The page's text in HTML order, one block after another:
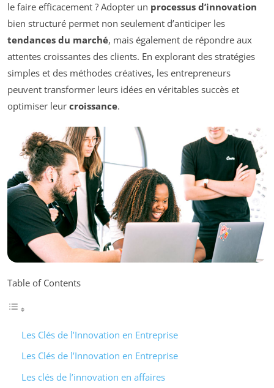
le faire efficacement ? Adopter un processus d’innovation
bien structuré permet non seulement d’anticiper les
tendances du marché, mais également de répondre aux
attentes croissantes des clients. En explorant des stratégies
simples et des méthodes créatives, les entrepreneurs
peuvent transformer leurs idées en véritables succès et
optimiser leur croissance.
Table of Contents
Les Clés de l’Innovation en Entreprise
Les Clés de l’Innovation en Entreprise
Les clés de l’innovation en affaires